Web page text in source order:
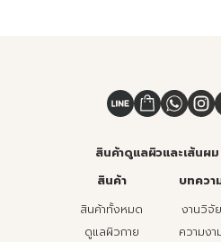
สินค้าดูแลผิวและเส้นผ
สินค้า
สินค้าทั้งหมด
ดูแลผิวกาย
บทควา
งานวิจัย
ความงา